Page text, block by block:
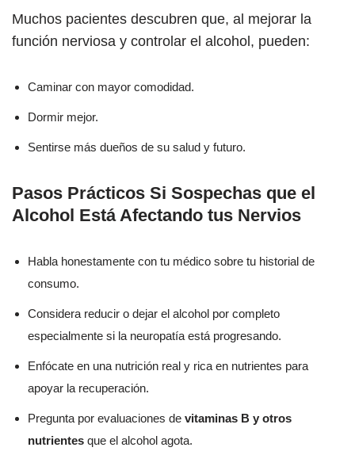
Muchos pacientes descubren que, al mejorar la
función nerviosa y controlar el alcohol, pueden:
Caminar con mayor comodidad.
Dormir mejor.
Sentirse más dueños de su salud y futuro.
Pasos Prácticos Si Sospechas que el
Alcohol Está Afectando tus Nervios
Habla honestamente con tu médico sobre tu historial de
consumo.
Considera reducir o dejar el alcohol por completo
especialmente si la neuropatía está progresando.
Enfócate en una nutrición real y rica en nutrientes para
apoyar la recuperación.
Pregunta por evaluaciones de vitaminas B y otros
nutrientes que el alcohol agota.